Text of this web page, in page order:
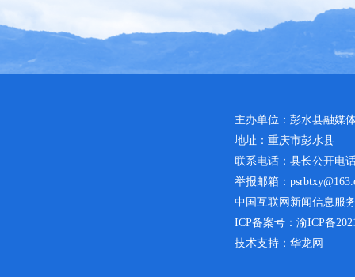
主办单位：彭水县融媒
地址：重庆市彭水县
联系电话：县长公开电
举报邮箱：
中国互联网新闻信息服
ICP备案号： 渝ICP备
技术支持：华龙网